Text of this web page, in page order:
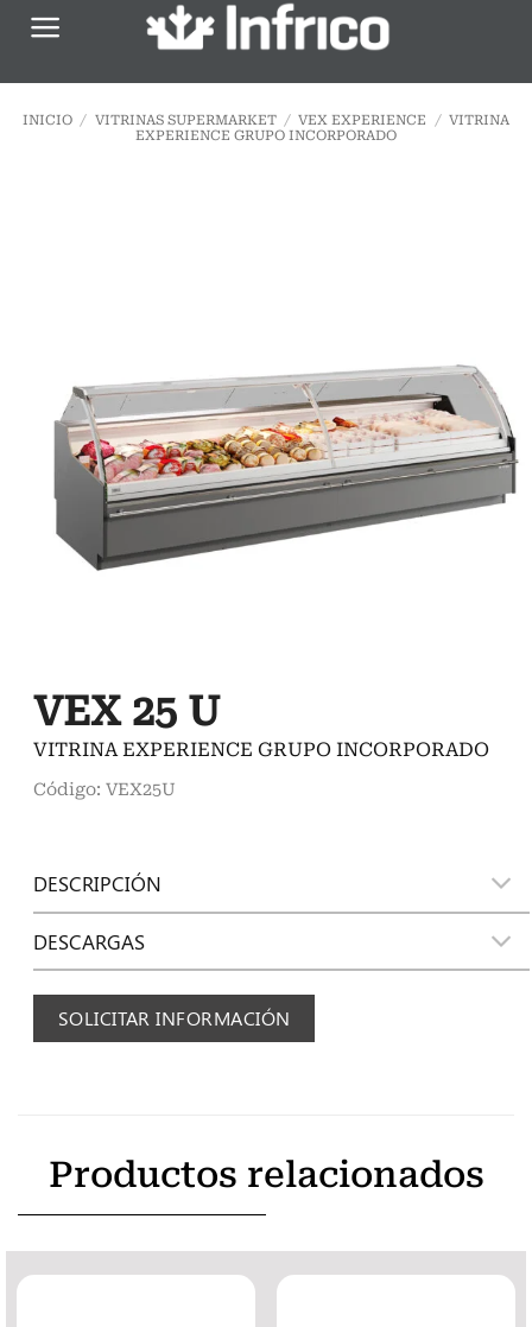
Saltar
INICIO / VITRINAS SUPERMARKET / VEX EXPERIENCE / VITRINA
EXPERIENCE GRUPO INCORPORADO
VEX 25 U
VITRINA EXPERIENCE GRUPO INCORPORADO
Código: VEX25U
DESCRIPCIÓN
DESCARGAS
SOLICITAR INFORMACIÓN
Productos relacionados